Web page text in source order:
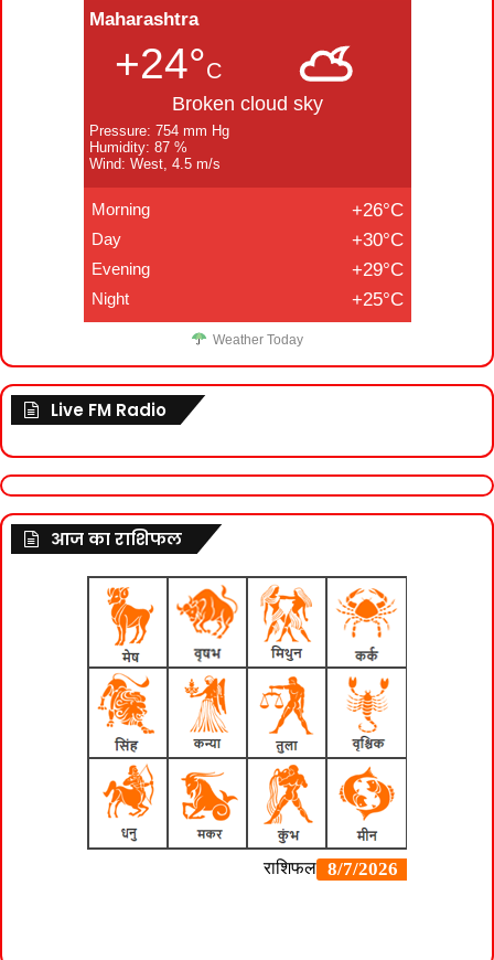
Maharashtra
+24°C
Broken cloud sky
Pressure: 754 mm Hg
Humidity: 87 %
Wind: West, 4.5 m/s
Morning +26°C
Day +30°C
Evening +29°C
Night +25°C
Weather Today
Live FM Radio
आज का राशिफल